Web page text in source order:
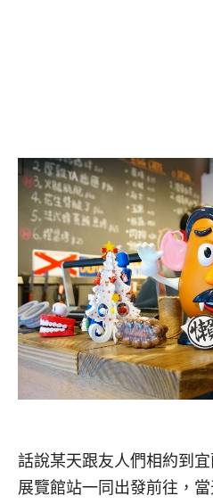
話說某天跟友人們相約到
展覽館站一同出發前往，